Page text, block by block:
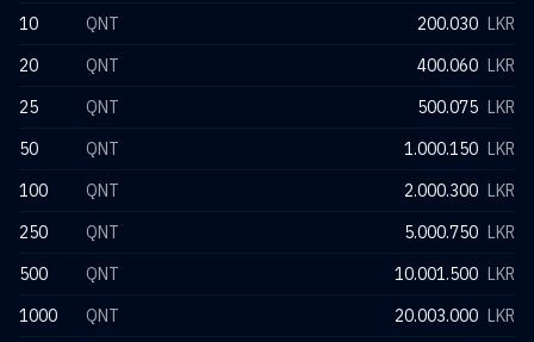
10
QNT 200.030 LKR
20
QNT 400.060 LKR
25
QNT 500.075 LKR
50
QNT 1.000.150 LKR
100
QNT 2.000.300 LKR
250
QNT 5.000.750 LKR
500
QNT 10.001.500 LKR
1000
QNT 20.003.000 LKR